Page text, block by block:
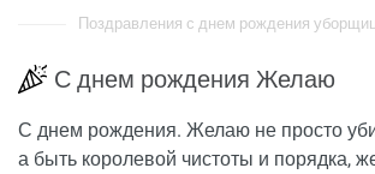
Поздравления с днем рождения
С днем рождения Желаю
С днем рождения. Желаю не просто
а быть королевой чистоты и порядка,